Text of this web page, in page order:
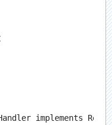
implements